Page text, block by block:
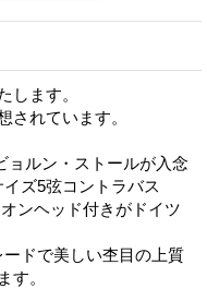
します。
されています。
ョルン・ストールが入念
ズ5弦コントラバス
ンヘッド付きがドイツ
ドで美しい杢目の上質
す。